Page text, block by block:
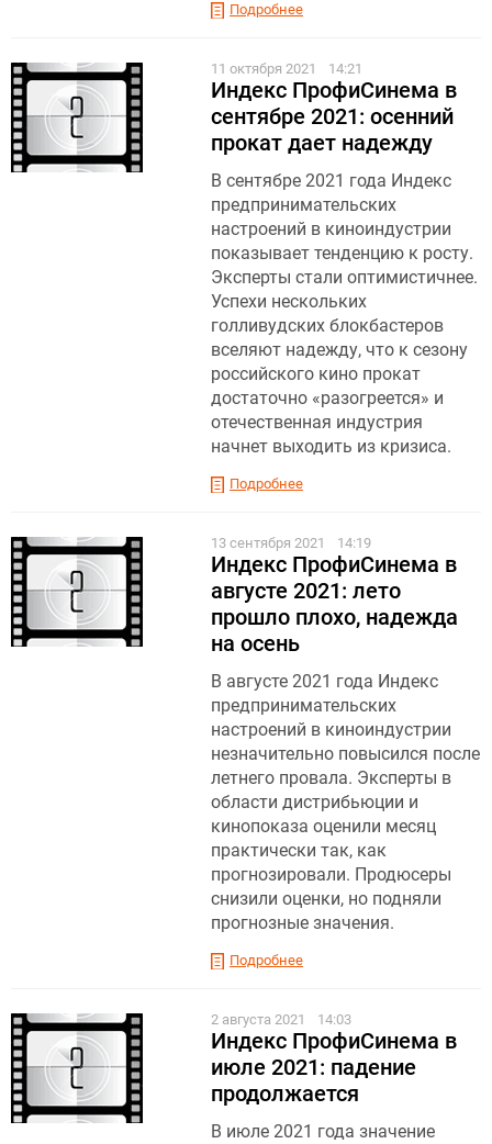
Подробнее
11 октября 2021 14:21
Индекс ПрофиСинема в
сентябре 2021: осенний
прокат дает надежду
В сентябре 2021 года Индекс
предпринимательских
настроений в киноиндустрии
показывает тенденцию к росту.
Эксперты стали оптимистичнее.
Успехи нескольких
голливудских блокбастеров
вселяют надежду, что к сезону
российского кино прокат
достаточно «разогреется» и
отечественная индустрия
начнет выходить из кризиса.
Подробнее
13 сентября 2021 14:19
Индекс ПрофиСинема в
августе 2021: лето
прошло плохо, надежда
на осень
В августе 2021 года Индекс
предпринимательских
настроений в киноиндустрии
незначительно повысился после
летнего провала. Эксперты в
области дистрибьюции и
кинопоказа оценили месяц
практически так, как
прогнозировали. Продюсеры
снизили оценки, но подняли
прогнозные значения.
Подробнее
2 августа 2021 14:03
Индекс ПрофиСинема в
июле 2021: падение
продолжается
В июле 2021 года значение